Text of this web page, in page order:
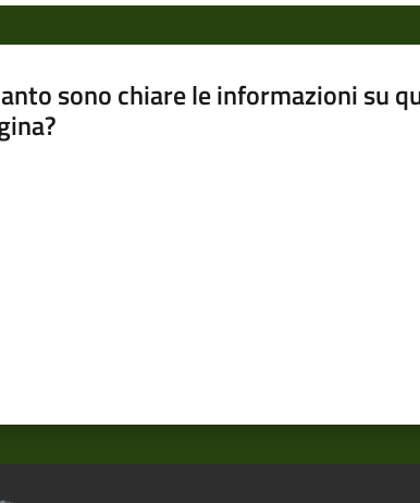
sono chiare le informazioni su